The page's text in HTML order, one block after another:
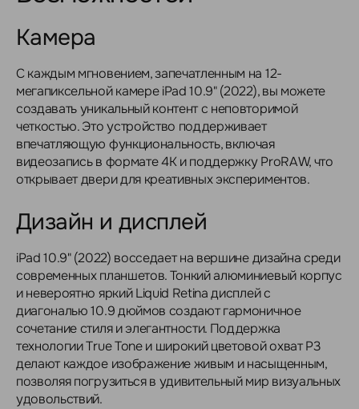
Камера
С каждым мгновением, запечатленным на 12-
мегапиксельной камере iPad 10.9" (2022), вы можете
создавать уникальный контент с неповторимой
четкостью. Это устройство поддерживает
впечатляющую функциональность, включая
видеозапись в формате 4K и поддержку ProRAW, что
открывает двери для креативных экспериментов.
Дизайн и дисплей
iPad 10.9" (2022) восседает на вершине дизайна среди
современных планшетов. Тонкий алюминиевый корпус
и невероятно яркий Liquid Retina дисплей с
диагональю 10.9 дюймов создают гармоничное
сочетание стиля и элегантности. Поддержка
технологии True Tone и широкий цветовой охват P3
делают каждое изображение живым и насыщенным,
позволяя погрузиться в удивительный мир визуальных
удовольствий.